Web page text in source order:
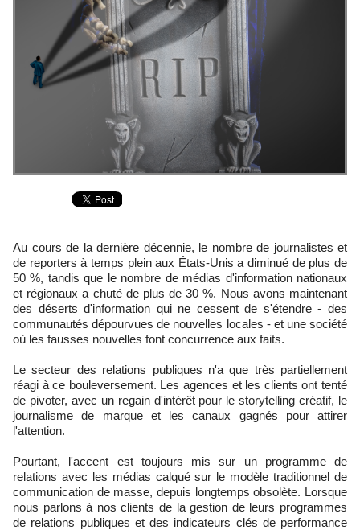
Au cours de la dernière décennie, le nombre de journalistes et
de reporters à temps plein aux États-Unis a diminué de plus de
50 %, tandis que le nombre de médias d'information nationaux
et régionaux a chuté de plus de 30 %. Nous avons maintenant
des déserts d'information qui ne cessent de s'étendre - des
communautés dépourvues de nouvelles locales - et une société
où les fausses nouvelles font concurrence aux faits.
Le secteur des relations publiques n'a que très partiellement
réagi à ce bouleversement. Les agences et les clients ont tenté
de pivoter, avec un regain d'intérêt pour le storytelling créatif, le
journalisme de marque et les canaux gagnés pour attirer
l'attention.
Pourtant, l'accent est toujours mis sur un programme de
relations avec les médias calqué sur le modèle traditionnel de
communication de masse, depuis longtemps obsolète. Lorsque
nous parlons à nos clients de la gestion de leurs programmes
de relations publiques et des indicateurs clés de performance